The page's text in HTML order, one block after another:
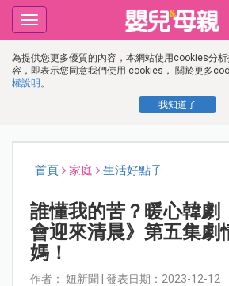
為提供您更多優質的內容，本網站使用cookies分
容，即表示您同意我們使用 cookies， 關於更多
權說明 。
我知道了
Toggle
navigation
首頁 家庭 生活好點子
誰懂我的苦？暖心韓劇
會迎來清晨》第五集劇
媽！
作者： 妞新聞 | 發表日期：2023-12-12